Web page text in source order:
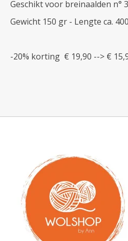
Geschikt voor breinaalden n°
Gewicht 150 gr - Lengte ca.
-20% korting € 19,90 --> €